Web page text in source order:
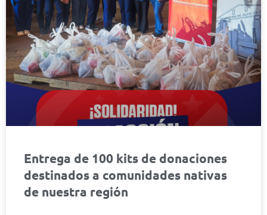
Entrega de 100 kits de donaciones
destinados a comunidades nativas
de nuestra región